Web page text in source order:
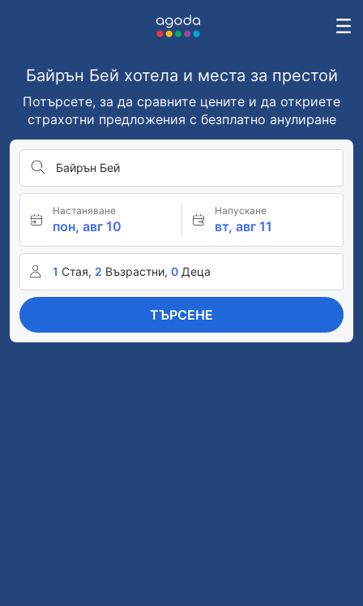
Байрън Бей хотела и места за престой
Потърсете, за да сравните цените и да откриете
страхотни предложения с безплатно анулиране
Байрън Бей
Настаняване
пон, авг 10
Напускане
вт, авг 11
1 Стая, 2 Възрастни, 0 Деца
ТЪРСЕНЕ